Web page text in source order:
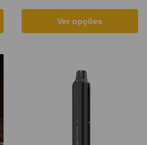
Ver opções